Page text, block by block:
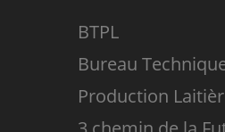
BTPL
Bureau
Production